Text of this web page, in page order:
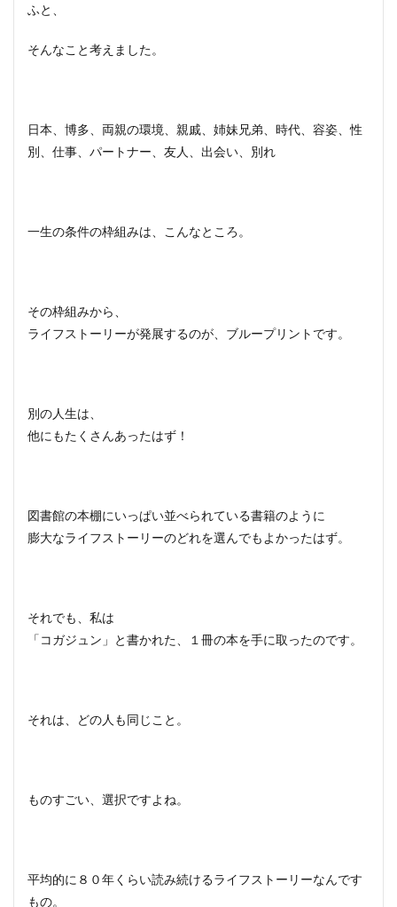
ふと、
そんなこと考えました。
日本、博多、両親の環境、親戚、姉妹兄弟、時代、容姿、性
別、 仕事、パートナー、友人、出会い、別れ
一生の条件の枠組みは、こんなところ。
その枠組みから、
ライフストーリーが発展するのが、ブループリントです。
別の人生は、
他にもたくさんあったはず！
図書館の本棚にいっぱい並べられている書籍のように
膨大なライフストーリーのどれを選んでもよかったはず。
それでも、私は
「コガジュン」と書かれた、１冊の本を手に取ったのです。
それは、どの人も同じこと。
ものすごい、選択ですよね。
平均的に８０年くらい読み続けるライフストーリーなんです
もの。